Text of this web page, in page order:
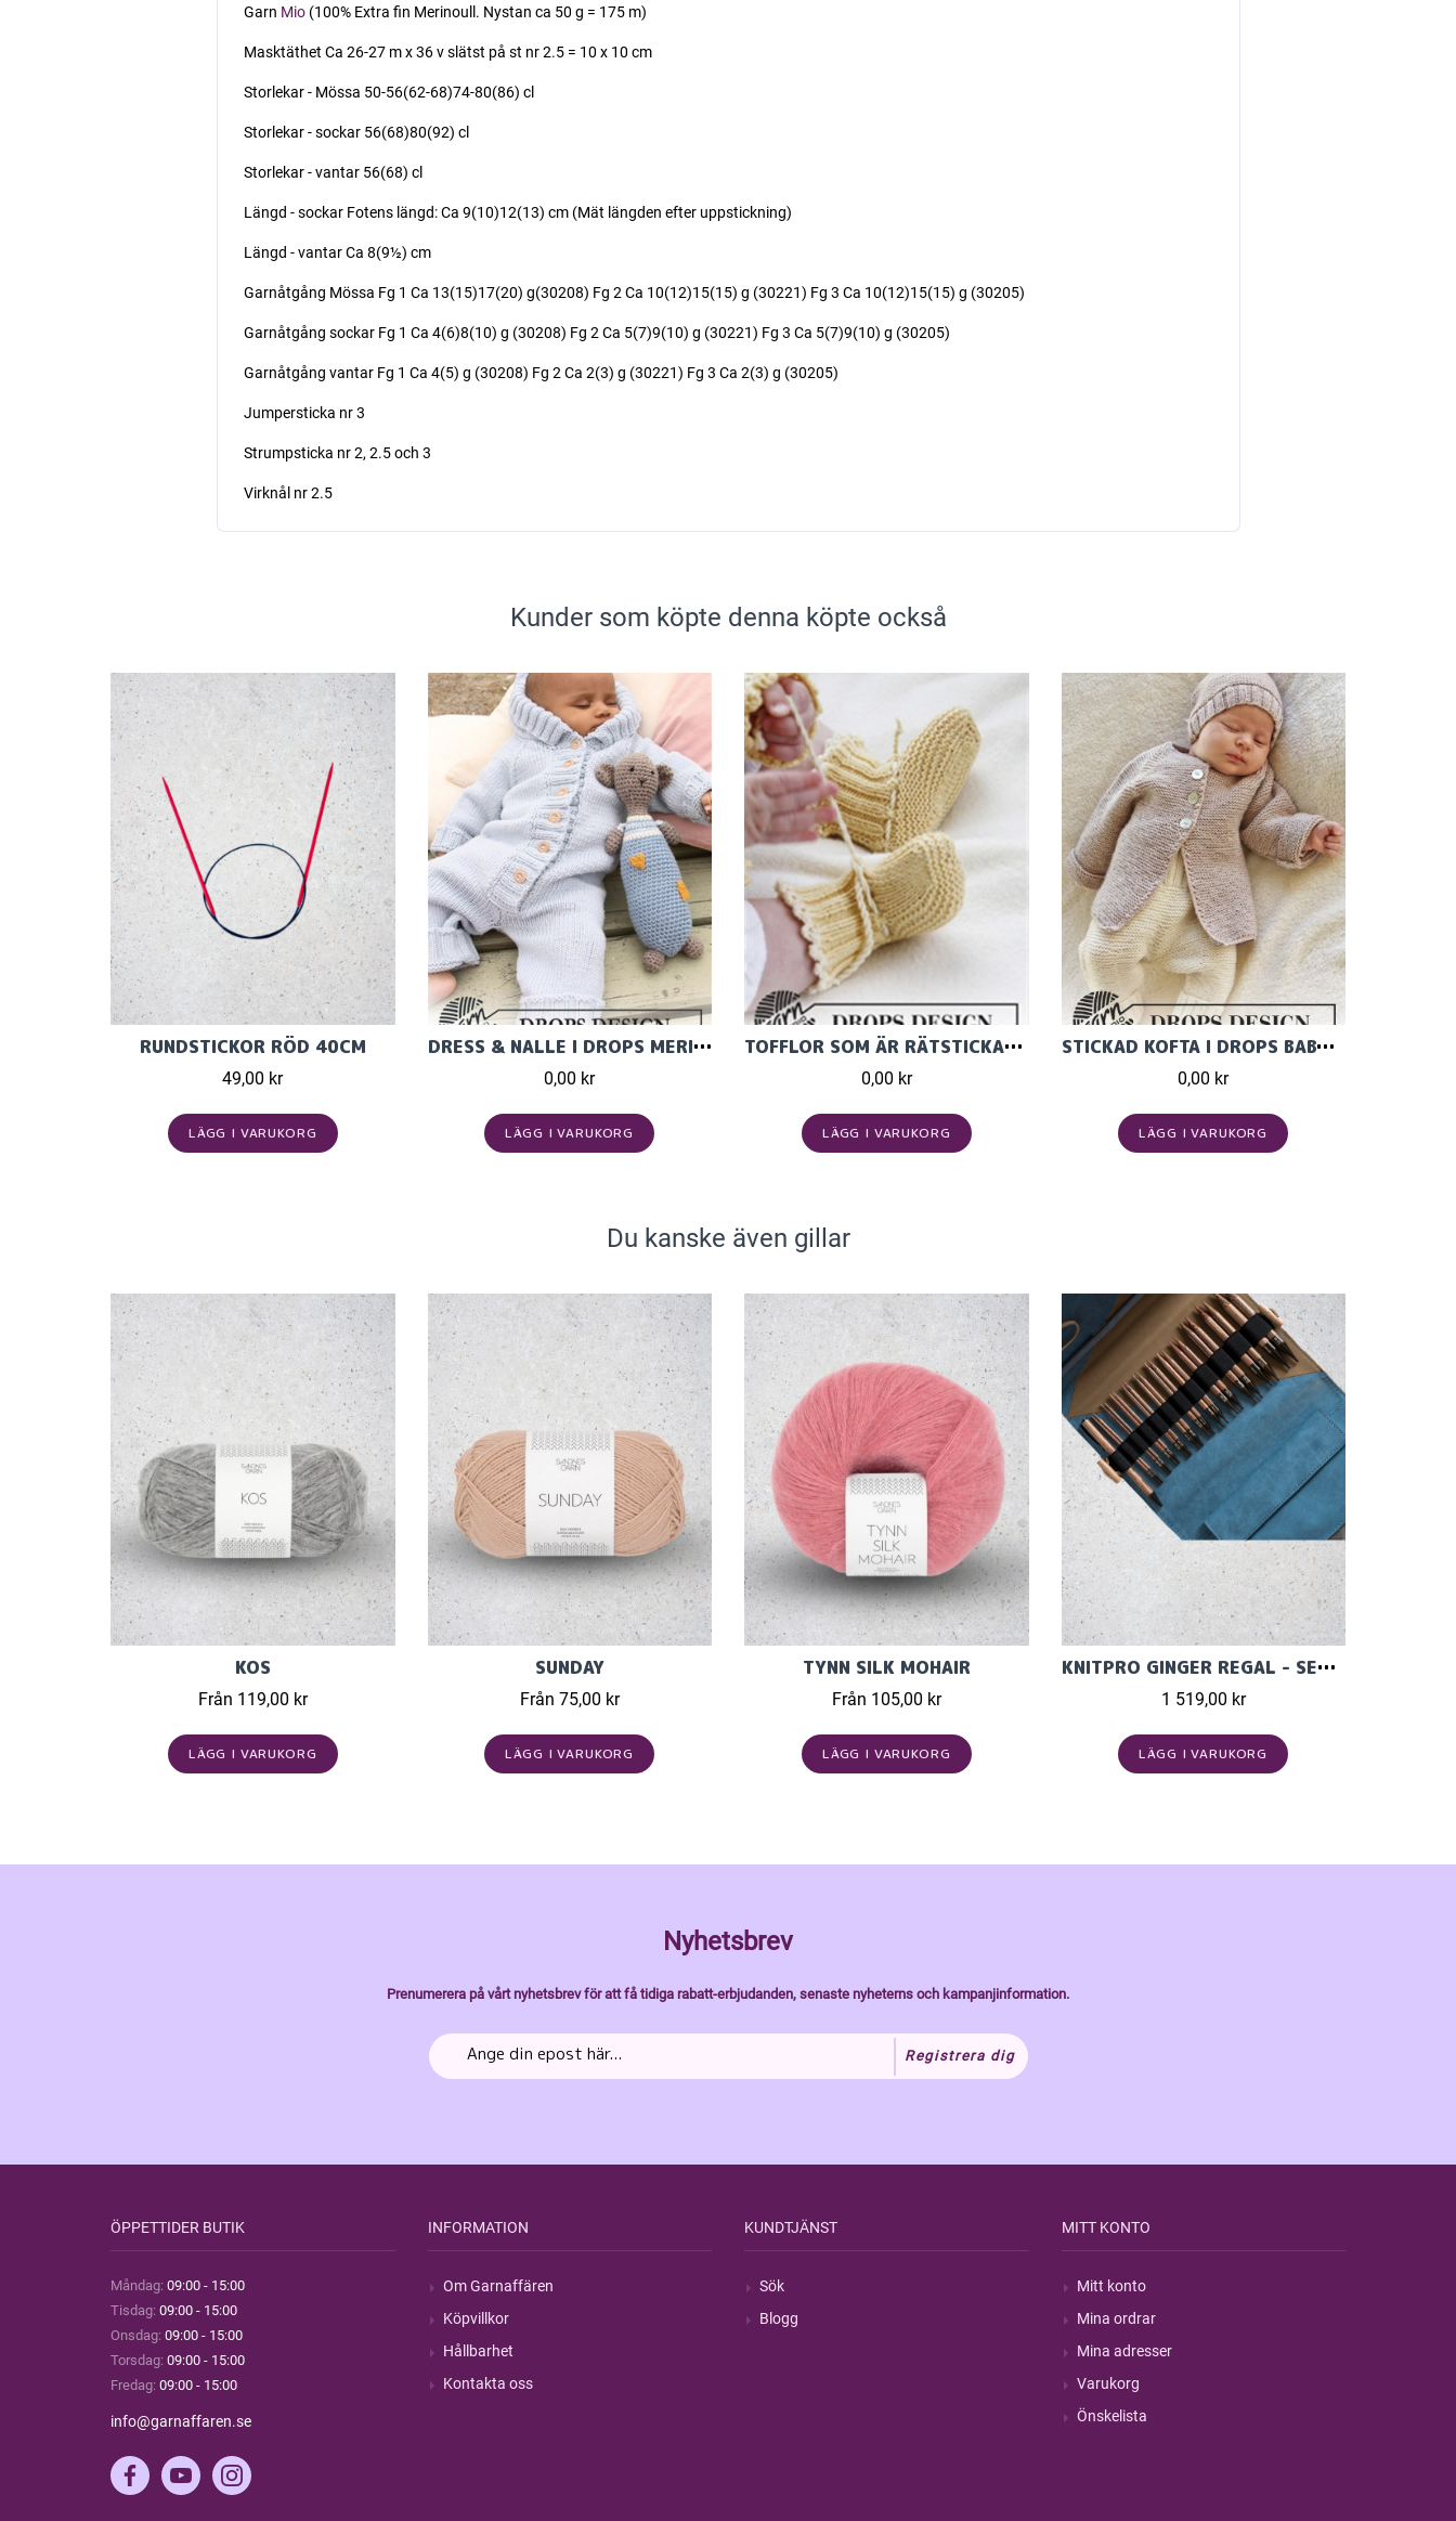
Garn Mio(100% Extra fin Merinoull. Nystan ca 50 g = 175 m)
Masktäthet Ca 26-27 m x 36 v slätst på st nr 2.5 = 10 x 10 cm
Storlekar - Mössa 50-56(62-68)74-80(86) cl
Storlekar - sockar 56(68)80(92) cl
Storlekar - vantar 56(68) cl
Längd - sockar Fotens längd: Ca 9(10)12(13) cm (Mät längden efter uppstickning)
Längd - vantar Ca 8(9½) cm
Garnåtgång Mössa Fg 1 Ca 13(15)17(20) g(30208) Fg 2 Ca 10(12)15(15) g (30221) Fg 3 Ca 10(12)15(15) g (30205)
Garnåtgång sockar Fg 1 Ca 4(6)8(10) g (30208) Fg 2 Ca 5(7)9(10) g (30221) Fg 3 Ca 5(7)9(10) g (30205)
Garnåtgång vantar Fg 1 Ca 4(5) g (30208) Fg 2 Ca 2(3) g (30221) Fg 3 Ca 2(3) g (30205)
Jumpersticka nr 3
Strumpsticka nr 2, 2.5 och 3
Virknål nr 2.5
Kunder som köpte denna köpte också
RUNDSTICKOR RÖD 40CM
49,00 kr
LÄGG I VARUKORG
DRESS & NALLE I DROPS MERINO EXTRA
0,00 kr
LÄGG I VARUKORG
TOFFLOR SOM ÄR RÄTSTICKADE I DROPS BABY MERINO
0,00 kr
LÄGG I VARUKORG
STICKAD KOFTA I DROPS BABY MERINO
0,00 kr
LÄGG I VARUKORG
Du kanske även gillar
KOS
Från 119,00 kr
LÄGG I VARUKORG
SUNDAY
Från 75,00 kr
LÄGG I VARUKORG
TYNN SILK MOHAIR
Från 105,00 kr
LÄGG I VARUKORG
KNITPRO GINGER REGAL - SET MED ÄNDSTICKOR (11 PAR, 13 CM)
1 519,00 kr
LÄGG I VARUKORG
Nyhetsbrev
Prenumerera på vårt nyhetsbrev för att få tidiga rabatt-erbjudanden, senaste nyheterns och kampanjinformation.
Registrera dig
ÖPPETTIDER BUTIK
Måndag: 09:00 - 15:00
Tisdag: 09:00 - 15:00
Onsdag: 09:00 - 15:00
Torsdag: 09:00 - 15:00
Fredag: 09:00 - 15:00
info@garnaffaren.se
INFORMATION
Om Garnaffären
Köpvillkor
Hållbarhet
Kontakta oss
KUNDTJÄNST
Sök
Blogg
MITT KONTO
Mitt konto
Mina ordrar
Mina adresser
Varukorg
Önskelista